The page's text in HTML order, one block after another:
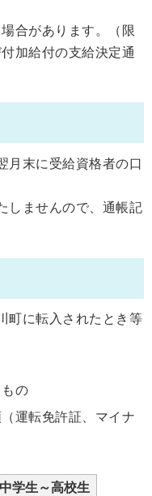
合があります。（限
加給付の支給決定通
月末に受給資格者の口
しませんので、通帳記
町に転入されたとき等
の
運転免許証、マイナ
中学生～高校生